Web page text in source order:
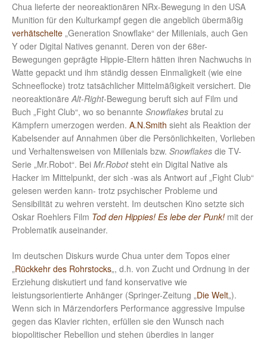
Chua lieferte der neoreaktionären NRx-Bewegung in den USA
Munition für den Kulturkampf gegen die angeblich übermäßig
verhätschelte „Generation Snowflake“ der Millenials, auch Gen
Y oder Digital Natives genannt. Deren von der 68er-
Bewegungen geprägte Hippie-Eltern hätten ihren Nachwuchs in
Watte gepackt und ihm ständig dessen Einmaligkeit (wie eine
Schneeflocke) trotz tatsächlicher Mittelmäßigkeit versichert. Die
neoreaktionäreAlt-Right-Bewegung beruft sich auf Film und
Buch „Fight Club“, wo so benannte Snowflakes brutal zu
Kämpfern umerzogen werden. A.N.Smith sieht als Reaktion der
Kabelsender auf Annahmen über die Persönlichkeiten, Vorlieben
und Verhaltensweisen von Millenials bzw. Snowflakes die TV-
Serie „Mr.Robot“. Bei Mr.Robotsteht ein Digital Native als
Hacker im Mittelpunkt, der sich -was als Antwort auf „Fight Club“
gelesen werden kann- trotz psychischer Probleme und
Sensibilität zu wehren versteht. Im deutschen Kino setzte sich
Oskar Roehlers Film Tod den Hippies! Es lebe der Punk! mit der
Problematik auseinander.
Im deutschen Diskurs wurde Chua unter dem Topos einer
„Rückkehr des Rohrstocks„, d.h. von Zucht und Ordnung in der
Erziehung diskutiert und fand konservative wie
leistungsorientierte Anhänger (Springer-Zeitung „Die Welt„).
Wenn sich in Märzendorfers Performance aggressive Impulse
gegen das Klavier richten, erfüllen sie den Wunsch nach
biopolitischer Rebellion und stehen überdies in langer